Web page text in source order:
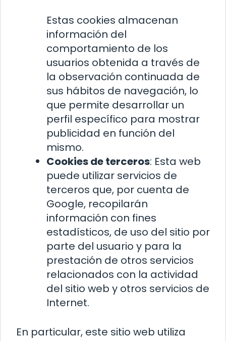
Estas cookies almacenan
información del
comportamiento de los
usuarios obtenida a través de
la observación continuada de
sus hábitos de navegación, lo
que permite desarrollar un
perfil específico para mostrar
publicidad en función del
mismo.
Cookies de terceros: Esta web
puede utilizar servicios de
terceros que, por cuenta de
Google, recopilarán
información con fines
estadísticos, de uso del sitio por
parte del usuario y para la
prestación de otros servicios
relacionados con la actividad
del sitio web y otros servicios de
Internet.
En particular, este sitio web utiliza